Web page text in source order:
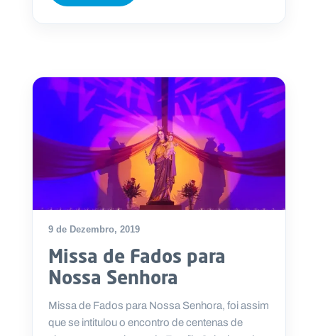
9 de Dezembro, 2019
Missa de Fados para
Nossa Senhora
Missa de Fados para Nossa Senhora, foi assim
que se intitulou o encontro de centenas de